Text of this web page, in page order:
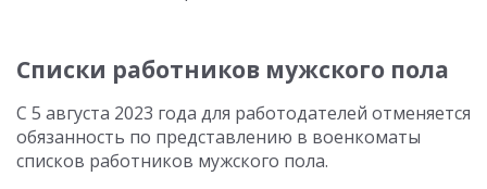
Списки работников мужского пола
С 5 августа 2023 года для работодателей отменяется
обязанность по представлению в военкоматы
списков работников мужского пола.